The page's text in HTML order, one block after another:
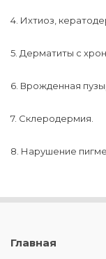
4. Ихтиоз,
5. Дерматиты с
6. Врожденная
7. Склеродермия.
8. Нарушение
Главная